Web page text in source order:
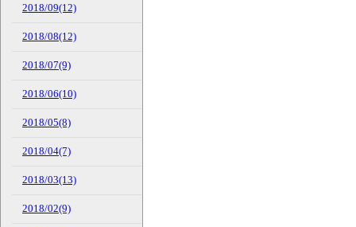
2018/09(12)
2018/08(12)
2018/07(9)
2018/06(10)
2018/05(8)
2018/04(7)
2018/03(13)
2018/02(9)